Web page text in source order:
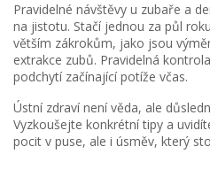
Pravidelné návštěvy u zubaře a
na jistotu. Stačí jednou za půl
větším zákrokům, jako jsou
extrakce zubů. Pravidelná
podchytí začínající potíže včas.
Ústní zdraví není věda, ale
Vyzkoušejte konkrétní tipy a
pocit v puse, ale i úsměv, který